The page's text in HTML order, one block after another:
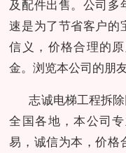
及配件出售。公司多
速是为了节省客户的
信义，价格合理的
金。浏览本公司的朋
志诚电梯工程拆
全国各地，本公司
易，诚信为本，价格